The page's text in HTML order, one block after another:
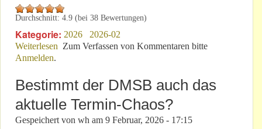
Durchschnitt: 4.9 (bei 38 Bewertungen)
Kategorie: 2026
2026-02
Weiterlesen über Pat & Patachon: Wie erklärt man die DNA von
Zum Verfassen von Kommentaren bitte
Anmelden.
Bestimmt der DMSB auch das
aktuelle Termin-Chaos?
Gespeichert von wh am 9 Februar, 2026 - 17:15